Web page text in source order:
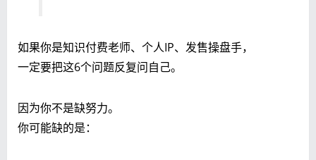
如果你是知识付费老师、个人IP、发售操盘手，
一定要把这6个问题反复问自己。
因为你不是缺努力。
你可能缺的是：